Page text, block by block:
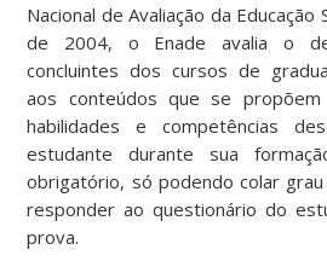
Nacional de Avaliação da Educação
de 2004, o Enade avalia o
concluintes dos cursos de
aos conteúdos que se
habilidades e competências
estudante durante sua
obrigatório, só podendo colar
responder ao questionário do
prova.